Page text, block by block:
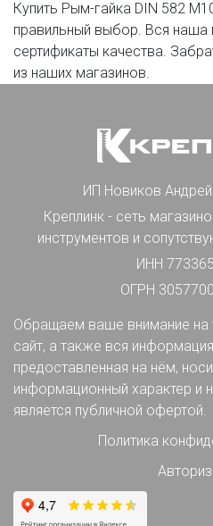
Купить Рым-гайка DIN 582
правильный выбор. Вся наша
сертификаты качества.
из наших магазинов.
ИП Новиков
Креплинк - сеть
инструментов и
ИНН
ОГРН
Обращаем ваше внимание на
сайт, а также вся
предоставленная на нём,
информационный характер и
является публичной офертой.
Политика